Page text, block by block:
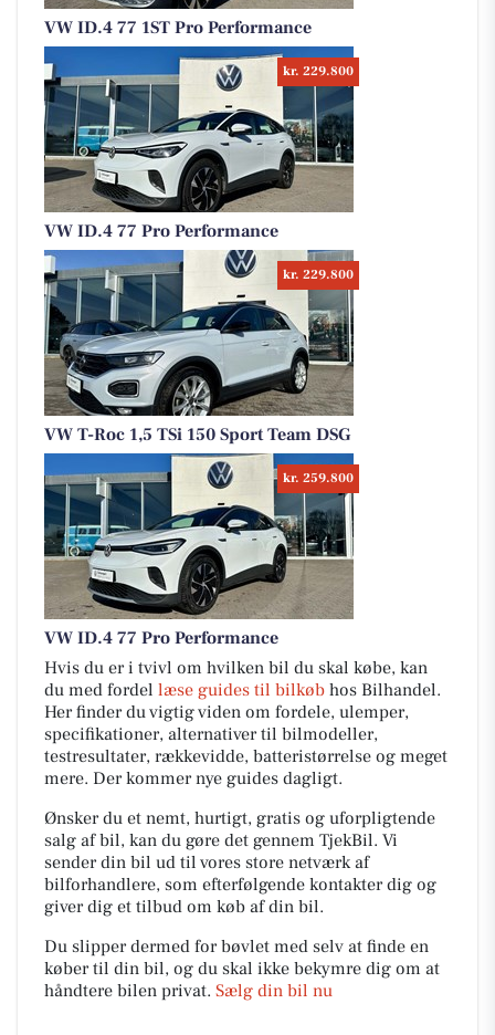
VW ID.4 77 1ST Pro Performance
kr. 229.800
VW ID.4 77 Pro Performance
kr. 229.800
VW T-Roc 1,5 TSi 150 Sport Team DSG
kr. 259.800
VW ID.4 77 Pro Performance
Hvis du er i tvivl om hvilken bil du skal købe, kan
du med fordel læse guides til bilkøb hos Bilhandel.
Her finder du vigtig viden om fordele, ulemper,
specifikationer, alternativer til bilmodeller,
testresultater, rækkevidde, batteristørrelse og meget
mere. Der kommer nye guides dagligt.
Ønsker du et nemt, hurtigt, gratis og uforpligtende
salg af bil, kan du gøre det gennem TjekBil. Vi
sender din bil ud til vores store netværk af
bilforhandlere, som efterfølgende kontakter dig og
giver dig et tilbud om køb af din bil.
Du slipper dermed for bøvlet med selv at finde en
køber til din bil, og du skal ikke bekymre dig om at
håndtere bilen privat. Sælg din bil nu